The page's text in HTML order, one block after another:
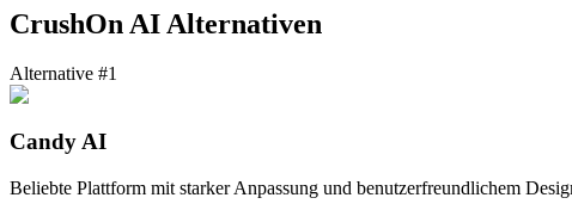
CrushOn AI Alternativen
Alternative #1
Candy AI
Beliebte Plattform mit starker Anpassung und benutzerfreundlichem